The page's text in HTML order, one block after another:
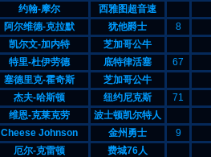
约翰-摩尔
西雅图超音速
阿尔维德-克拉默 犹他爵士
8
凯尔文-加内特
芝加哥公牛
特里-杜伊劳德 底特律活塞
67
塞德里克-霍奇斯
芝加哥公牛
杰夫-哈斯顿 纽约尼克斯
71
维恩-克莱克劳
波士顿凯尔特人
Cheese Johnson 金州勇士
9
厄尔-克雷顿
费城76人